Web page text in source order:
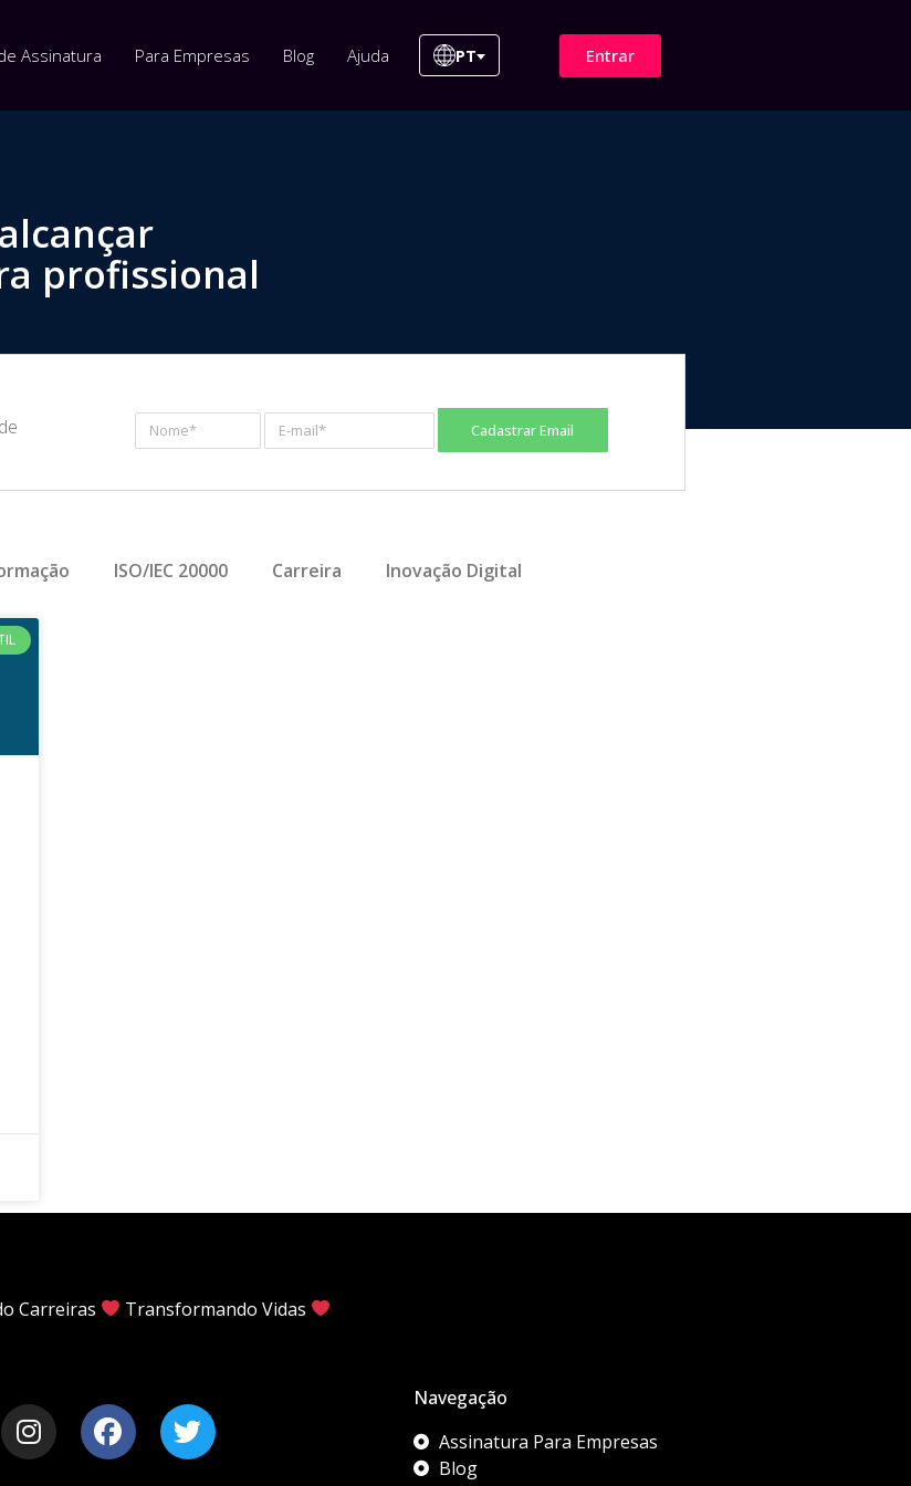
Assinatura Para Empresas Blog Ajuda PT Entrar
profissional
Cadastrar Email
ISO/IEC 20000 Carreira Inovação Digital
Carreiras Transformando Vidas
Navegação
Assinatura Para Empresas
Blog